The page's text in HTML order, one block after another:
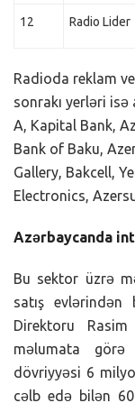
12 Radio Lider
Radioda reklam
sonrakı yerləri isə
A, Kapital Bank,
Bank of Baku,
Gallery, Bakcell,
Electronics,
Azərbaycanda
Bu sektor üzrə
satış
Direktoru
məlumata
dövriyyəsi 6
cəlb edə bilən